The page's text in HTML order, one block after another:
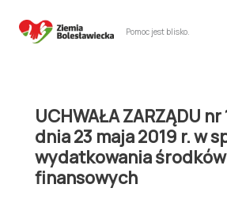
Pomoc jest blisko.
UCHWAŁA ZARZĄDU
dnia 23 maja 2019 r. w
wydatkowania środków
finansowych